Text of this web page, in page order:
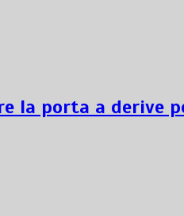
la porta a derive